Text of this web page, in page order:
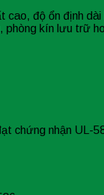
độ ổn định
kín lưu trữ
chứng nhận UL-